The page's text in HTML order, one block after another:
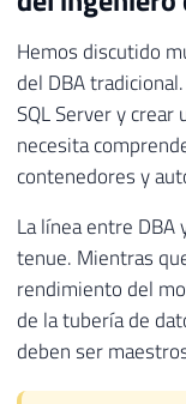
Hemos discutido
del DBA
SQL Server y
necesita
contenedores y
La línea entre DBA
tenue. Mientras
rendimiento del
de la tubería de
deben ser